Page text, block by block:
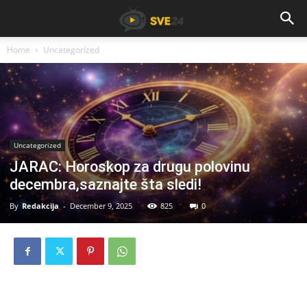
Home Uncategorized
Uncategorized
JARAC: Horoskop za drugu polovinu
decembra,saznajte šta sledi!
By Redakcija - December 9, 2025 825 0